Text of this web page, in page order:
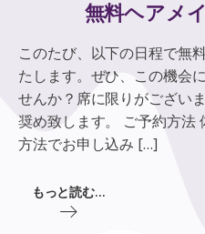
無料ヘアメ
このたび、以下の日程で無
たします。ぜひ、この機会
せんか？席に限りがござい
奨め致します。 ご予約方法
方法でお申し込み […]
もっと読む...